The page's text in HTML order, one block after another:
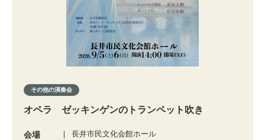
その他の演奏会
オペラ ゼッキンゲンのトランペット吹き
会場 長井市民文化会館ホール